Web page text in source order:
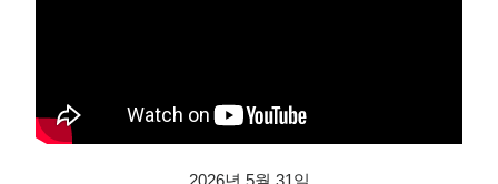
2026년 5월 31일